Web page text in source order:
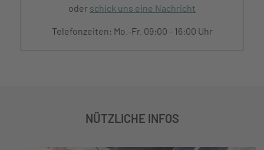
oder schick uns eine Nachricht
Telefonzeiten: Mo.-Fr. 09:00 - 16:00 Uhr
NÜTZLICHE INFOS